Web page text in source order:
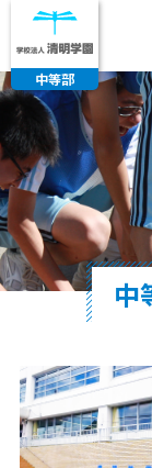
中等部
中
お問い合わせ
アクセス